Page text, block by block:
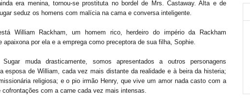
era menina, tornou-se prostituta no bordel de Mrs. Castaway. Alta e de
seduz os homens com malícia na cama e conversa inteligente.
William Rackham, um homem rico, herdeiro do império da Rackham
apaixona por ela e a emprega como preceptora de sua filha, Sophie.
muda drasticamente, somos apresentados a outros personagens
esposa de William, cada vez mais distante da realidade e à beira da histeria;
religiosa; e o pio irmão Henry, que vive um amor nada casto com a
com a carne cada vez mais intensas.